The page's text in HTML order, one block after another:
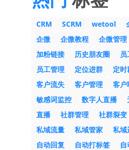
CRM SCRM wetool
企微
企微教程 企微管理
加粉链接
历史朋友圈
员工管理
定位进群 定时
客户流失
客户管理 客户
敏感词监控
数字人直播
直播
社群管理 社群裂变
私域流量
私域管家 私域
自动回复
自动打标签